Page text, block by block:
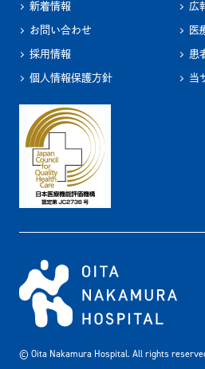
新着情報 広
お問い合わせ 医
採用情報 患
個人情報保護方針 当
© Oita Nakamura Hospital. All rights